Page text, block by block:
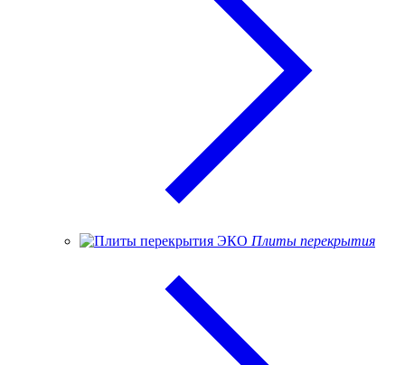
Плиты перекрытия